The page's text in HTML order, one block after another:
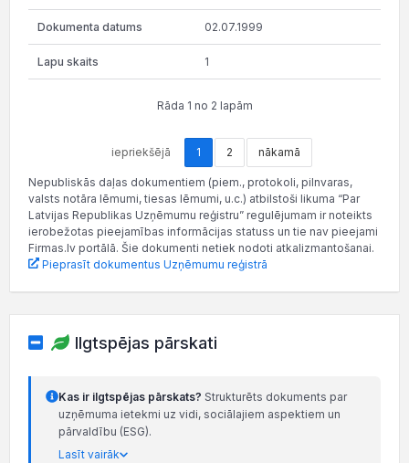
02.07.1999
1
Rāda 1 no 2 lapām
iepriekšējā 1 2 nākamā
Nepubliskās daļas dokumentiem (piem., protokoli, pilnvaras,
valsts notāra lēmumi, tiesas lēmumi, u.c.) atbilstoši likuma “Par
Latvijas Republikas Uzņēmumu reģistru” regulējumam ir noteikts
ierobežotas pieejamības informācijas statuss un tie nav pieejami
Firmas.lv portālā. Šie dokumenti netiek nodoti atkalizmantošanai.
Pieprasīt dokumentus Uzņēmumu reģistrā
Ilgtspējas pārskati
Kas ir ilgtspējas pārskats? Strukturēts dokuments par
uzņēmuma ietekmi uz vidi, sociālajiem aspektiem un
pārvaldību (ESG).
Lasīt vairāk